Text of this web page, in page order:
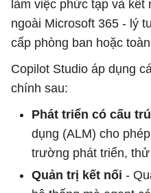
làm việc phức tạp và
ngoài Microsoft 365 - lý
cấp phòng ban hoặc
Copilot Studio áp dụng
chính sau:
Phát triển có cấu
dụng (ALM) cho
trường phát triển,
Quản trị kết nối -